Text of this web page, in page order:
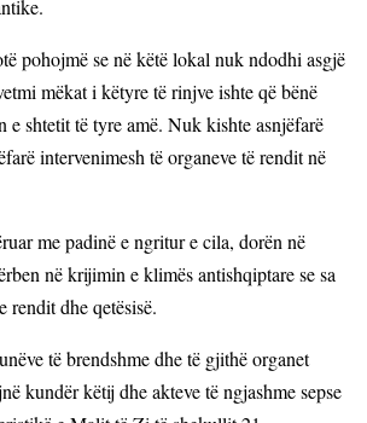
pohojmë se në këtë lokal nuk ndodhi asgjë
mëkat i këtyre të rinjve ishte që bënë
e shtetit të tyre amë. Nuk kishte asnjëfarë
intervenimesh të organeve të rendit në
me padinë e ngritur e cila, dorën në
në krijimin e klimës antishqiptare se sa
rendit dhe qetësisë.
të brendshme dhe të gjithë organet
kundër këtij dhe akteve të ngjashme sepse